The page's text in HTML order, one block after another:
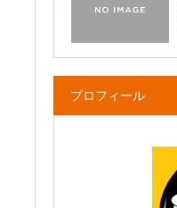
プロフィール